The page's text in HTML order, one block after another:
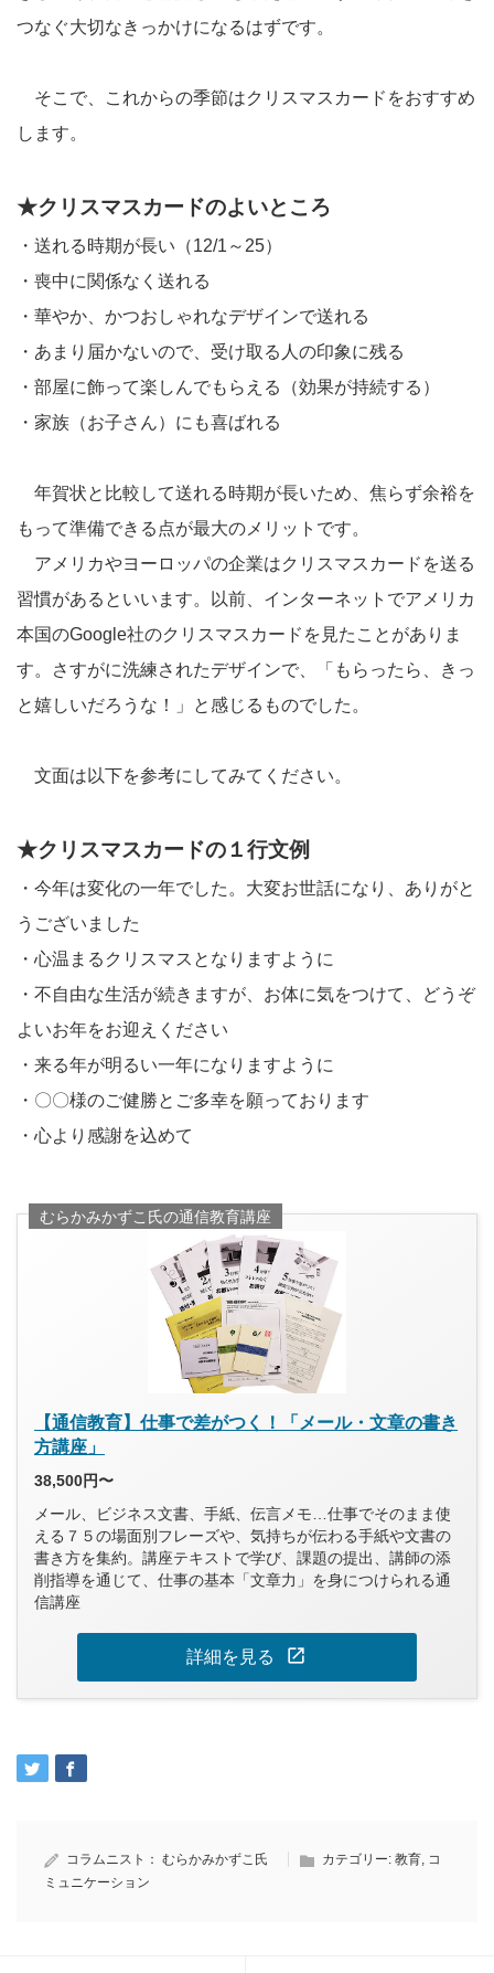
つなぐ大切なきっかけになるはずです。
そこで、これからの季節はクリスマスカードをおすすめ
します。
★クリスマスカードのよいところ
・送れる時期が長い（12/1～25）
・喪中に関係なく送れる
・華やか、かつおしゃれなデザインで送れる
・あまり届かないので、受け取る人の印象に残る
・部屋に飾って楽しんでもらえる（効果が持続する）
・家族（お子さん）にも喜ばれる
年賀状と比較して送れる時期が長いため、焦らず余裕を
もって準備できる点が最大のメリットです。
アメリカやヨーロッパの企業はクリスマスカードを送る
習慣があるといいます。以前、インターネットでアメリカ
本国のGoogle社のクリスマスカードを見たことがありま
す。さすがに洗練されたデザインで、「もらったら、きっ
と嬉しいだろうな！」と感じるものでした。
文面は以下を参考にしてみてください。
★クリスマスカードの１行文例
・今年は変化の一年でした。大変お世話になり、ありがと
うございました
・心温まるクリスマスとなりますように
・不自由な生活が続きますが、お体に気をつけて、どうぞ
よいお年をお迎えください
・来る年が明るい一年になりますように
・〇〇様のご健勝とご多幸を願っております
・心より感謝を込めて
むらかみかずこ氏の通信教育講座
【通信教育】仕事で差がつく！「メール・文章の書き
方講座」
38,500円〜
メール、ビジネス文書、手紙、伝言メモ…仕事でそのまま使
える７５の場面別フレーズや、気持ちが伝わる手紙や文書の
書き方を集約。講座テキストで学び、課題の提出、講師の添
削指導を通じて、仕事の基本「文章力」を身につけられる通
信講座
詳細を見る open_in_new
コラムニスト： むらかみかずこ氏 カテゴリー: 教育 コ
ミュニケーション